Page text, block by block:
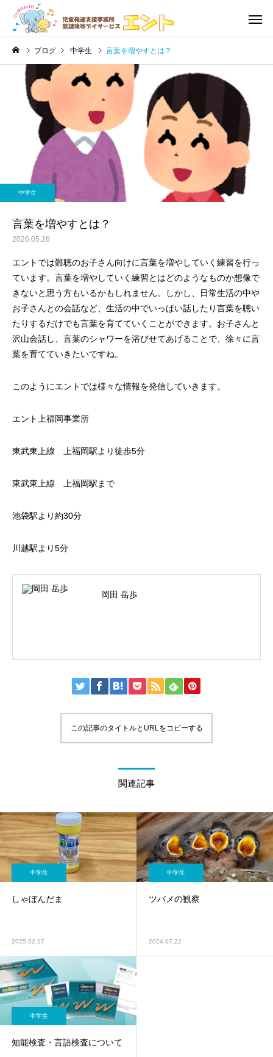
利用の流れ・利用料金 児童発達
未就学児
訓練道具
ブログ 中学生 言葉を増やすとは？
中学生
言葉を増やすとは？
2026.05.26
エントでは難聴のお子さん向けに言葉を増やしていく練習を行っ
ています。言葉を増やしていく練習とはどのようなものか想像で
きないと思う方もいるかもしれません。しかし、日常生活の中や
お子さんとの会話など、生活の中でいっぱい話したり言葉を聴い
たりするだけでも言葉を育てていくことができます。お子さんと
沢山会話し、言葉のシャワーを浴びせてあげることで、徐々に言
葉を育てていきたいですね。
このようにエントでは様々な情報を発信していきます。
エント上福岡事業所
東武東上線 上福岡駅より徒歩5分
東武東上線 上福岡駅まで
池袋駅より約30分
川越駅より5分
岡田 岳歩
この記事のタイトルとURLをコピーする
関連記事
中学生
しゃぼんだま
2025.02.17
中学生
ツバメの観察
2024.07.22
中学生
知能検査・言語検査について